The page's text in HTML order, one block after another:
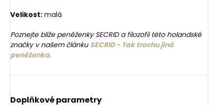
Velikost: malá
Poznejte blíže peněženky SECRID a filozofii této holandské
značky v našem článku SECRID - Tak trochu jiná
peněženka.
Doplňkové parametry